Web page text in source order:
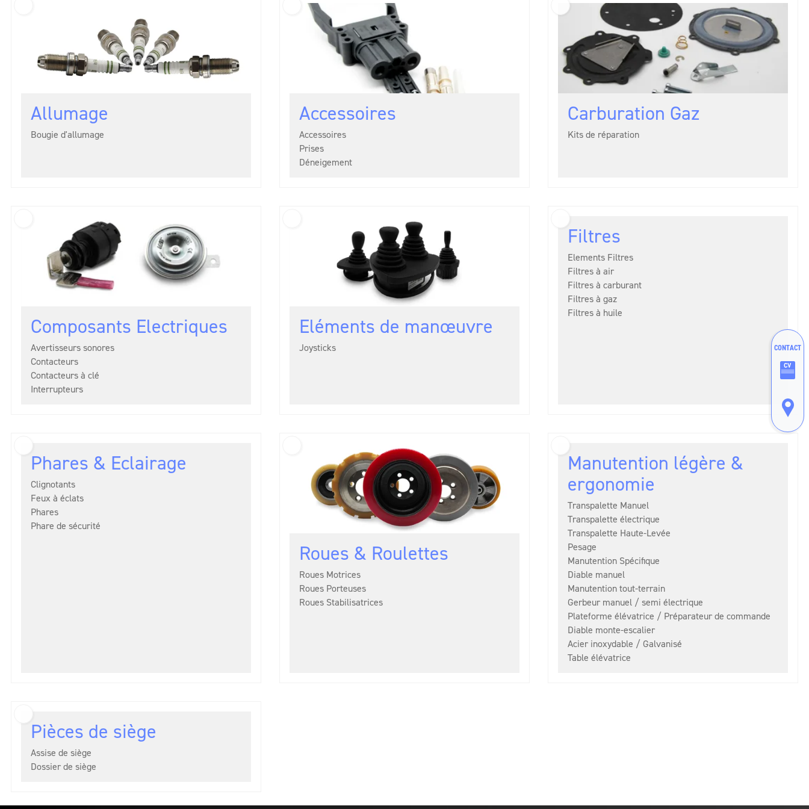
Allumage
Bougie d'allumage
Accessoires
Accessoires
Prises
Déneigement
Carburation Gaz
Kits de réparation
Composants Electriques
Avertisseurs sonores
Contacteurs
Contacteurs à clé
Interrupteurs
Eléments de manœuvre
Joysticks
Filtres
Elements Filtres
Filtres à air
Filtres à carburant
Filtres à gaz
Filtres à huile
Phares & Eclairage
Clignotants
Feux à éclats
Phares
Phare de sécurité
Roues & Roulettes
Roues Motrices
Roues Porteuses
Roues Stabilisatrices
Manutention légère &
ergonomie
Transpalette Manuel
Transpalette électrique
Transpalette Haute-Levée
Pesage
Manutention Spécifique
Diable manuel
Manutention tout-terrain
Gerbeur manuel / semi électrique
Plateforme élévatrice / Préparateur de commande
Diable monte-escalier
Acier inoxydable / Galvanisé
Table élévatrice
Pièces de siège
Assise de siège
Dossier de siège
CONTACT